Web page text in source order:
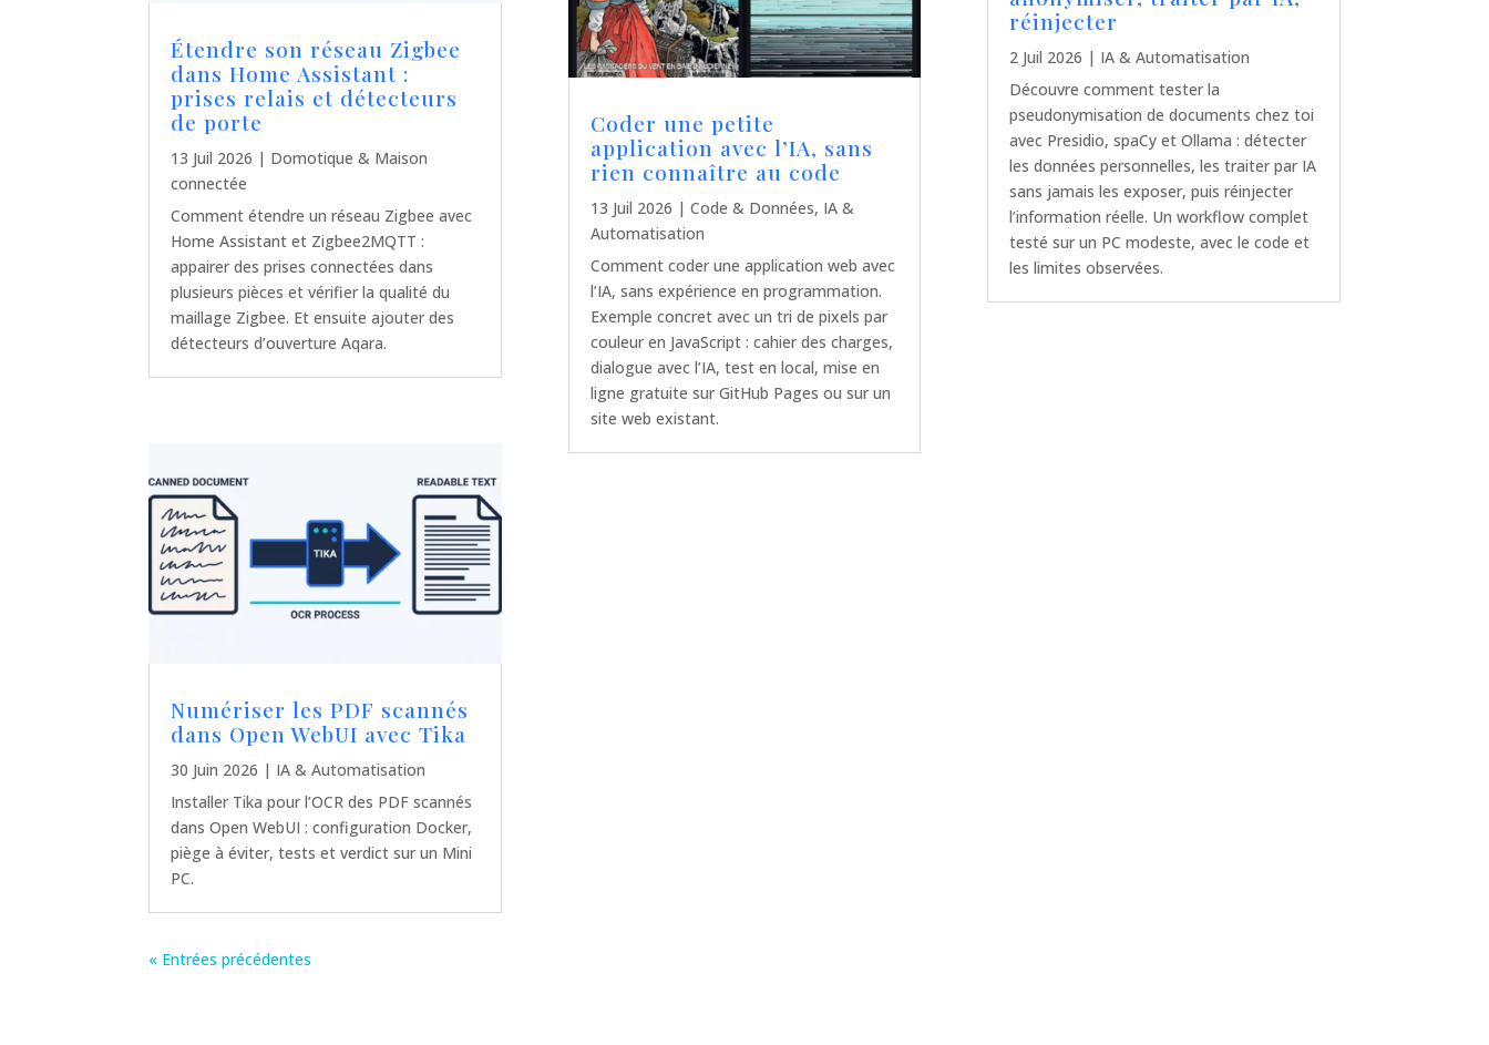
Étendre son réseau Zigbee
dans Home Assistant :
prises relais et détecteurs
de porte
13 Juil 2026 | Domotique & Maison
connectée
Comment étendre un réseau Zigbee avec
Home Assistant et Zigbee2MQTT :
appairer des prises connectées dans
plusieurs pièces et vérifier la qualité du
maillage Zigbee. Et ensuite ajouter des
détecteurs d’ouverture Aqara.
Numériser les PDF scannés
dans Open WebUI avec Tika
30 Juin 2026 | IA & Automatisation
Installer Tika pour l’OCR des PDF scannés
dans Open WebUI : configuration Docker,
piège à éviter, tests et verdict sur un Mini
PC.
Coder une petite
application avec l’IA, sans
rien connaître au code
13 Juil 2026 | Code & Données, IA &
Automatisation
Comment coder une application web avec
l’IA, sans expérience en programmation.
Exemple concret avec un tri de pixels par
couleur en JavaScript : cahier des charges,
dialogue avec l’IA, test en local, mise en
ligne gratuite sur GitHub Pages ou sur un
site web existant.
réinjecter
2 Juil 2026 | IA & Automatisation
Découvre comment tester la
pseudonymisation de documents chez toi
avec Presidio, spaCy et Ollama : détecter
les données personnelles, les traiter par IA
sans jamais les exposer, puis réinjecter
l’information réelle. Un workflow complet
testé sur un PC modeste, avec le code et
les limites observées.
« Entrées précédentes